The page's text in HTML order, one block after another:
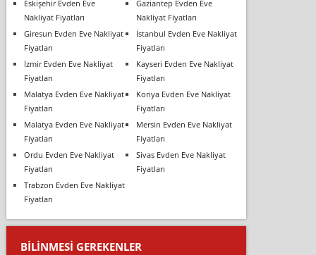
Eskişehir Evden Eve
Nakliyat Fiyatları
Gaziantep Evden Eve
Nakliyat Fiyatları
Giresun Evden Eve Nakliyat
Fiyatları
İstanbul Evden Eve Nakliyat
Fiyatları
İzmir Evden Eve Nakliyat
Fiyatları
Kayseri Evden Eve Nakliyat
Fiyatları
Malatya Evden Eve Nakliyat
Fiyatları
Konya Evden Eve Nakliyat
Fiyatları
Malatya Evden Eve Nakliyat
Fiyatları
Mersin Evden Eve Nakliyat
Fiyatları
Ordu Evden Eve Nakliyat
Fiyatları
Sivas Evden Eve Nakliyat
Fiyatları
Trabzon Evden Eve Nakliyat
Fiyatları
BILINMESI GEREKENLER